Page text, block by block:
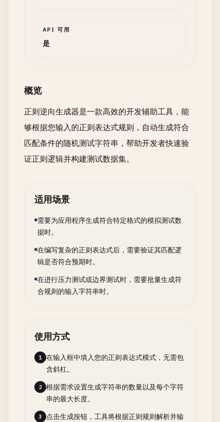
API 可用
是
概览
正则逆向生成器是一款高效的开发辅助工具，能
够根据您输入的正则表达式规则，自动生成符合
匹配条件的随机测试字符串，帮助开发者快速验
证正则逻辑并构建测试数据集。
适用场景
需要为应用程序生成符合特定格式的模拟测试数
据时。
在编写复杂的正则表达式后，需要验证其匹配逻
辑是否符合预期时。
在进行压力测试或边界测试时，需要批量生成符
合规则的输入字符串时。
使用方式
1
在输入框中填入您的正则表达式模式，无需包
含斜杠。
2
根据需求设置生成字符串的数量以及每个字符
串的最大长度。
3
点击生成按钮，工具将根据正则规则解析并输